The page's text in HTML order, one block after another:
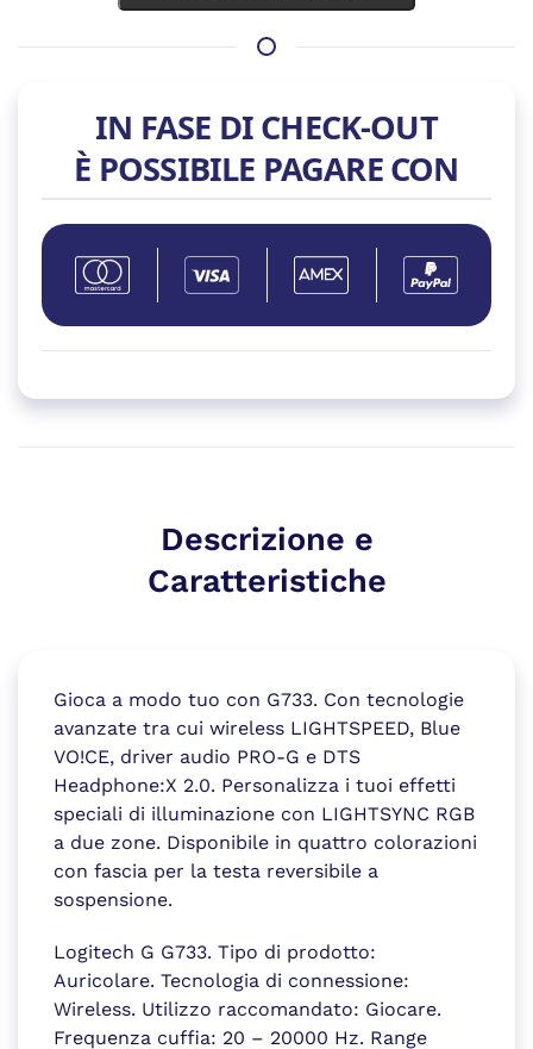
IN FASE DI CHECK-OUT
È POSSIBILE PAGARE CON
Descrizione e
Caratteristiche
Gioca a modo tuo con G733. Con tecnologie
avanzate tra cui wireless LIGHTSPEED, Blue
VO!CE, driver audio PRO-G e DTS
Headphone:X 2.0. Personalizza i tuoi effetti
speciali di illuminazione con LIGHTSYNC RGB
a due zone. Disponibile in quattro colorazioni
con fascia per la testa reversibile a
sospensione.
Logitech G G733. Tipo di prodotto:
Auricolare. Tecnologia di connessione:
Wireless. Utilizzo raccomandato: Giocare.
Frequenza cuffia: 20 – 20000 Hz. Range